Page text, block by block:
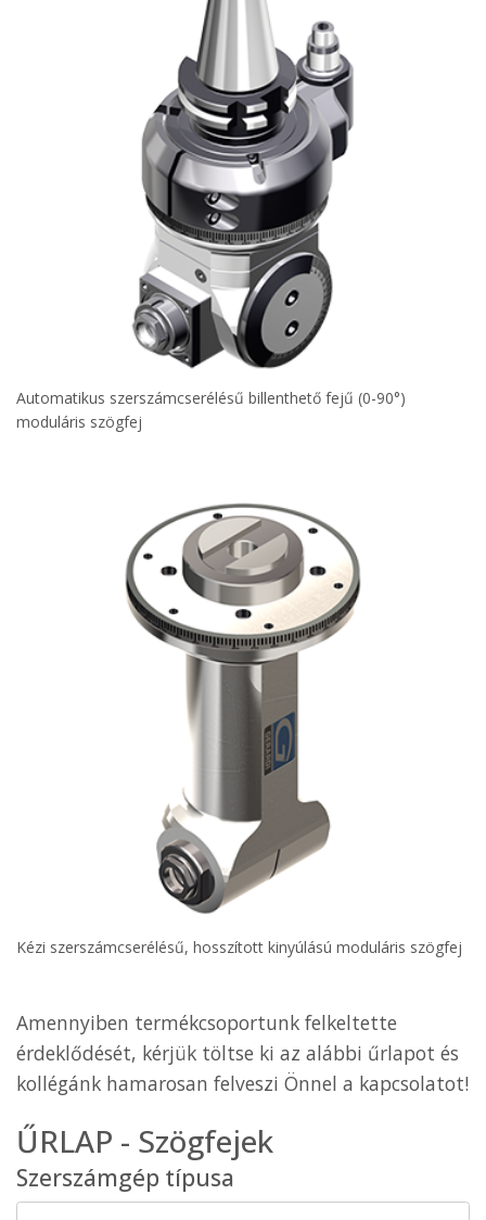
Automatikus szerszámcserélésű billenthető fejű (0-90°)
moduláris szögfej
Kézi szerszámcserélésű, hosszított kinyúlású moduláris szögfej
Amennyiben termékcsoportunk felkeltette
érdeklődését, kérjük töltse ki az alábbi űrlapot és
kollégánk hamarosan felveszi Önnel a kapcsolatot!
ŰRLAP - Szögfejek
Szerszámgép típusa